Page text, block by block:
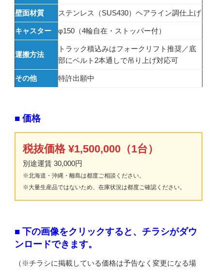
壁面材質 ステンレス（SUS430）ヘアライン調仕上げ
キャスター φ150（4輪自在・ストッパー付）
運搬方法
トラック積込みはフォークリフト推奨／底
部にベルト2本通しで吊り上げ対応可
その他 特許出願中
■ 価格
税抜価格 ¥1,500,000（1台）
別途運賃 30,000円
※北海道・沖縄・離島は都度ご相談ください。
※大量生産品ではないため、在庫状況は都度ご確認ください。
■ 下の画像をクリックすると、チラシがダウ
ンロードできます。
（※チラシに掲載している価格は予告なく変更になる場